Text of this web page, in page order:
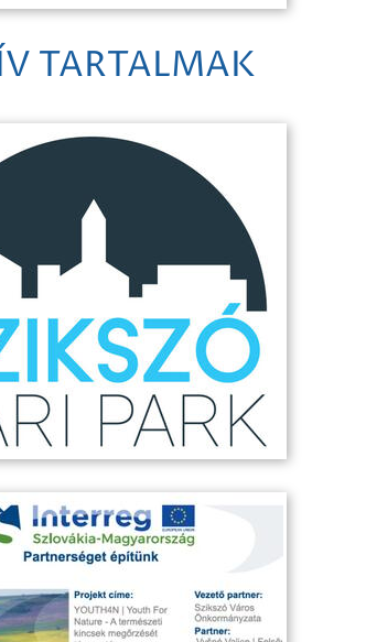
TARTALMAK